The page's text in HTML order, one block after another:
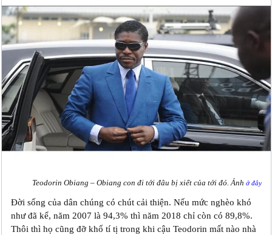
Teodorin Obiang – Obiang con đi tới đâu bị xiết của tới đó. Ảnh ở đây
Đời sống của dân chúng có chút cải thiện. Nếu mức nghèo khó
như đã kể, năm 2007 là 94,3% thì năm 2018 chỉ còn có 89,8%.
Thôi thì họ cũng đỡ khổ tí tị trong khi cậu Teodorin mất nào nhà